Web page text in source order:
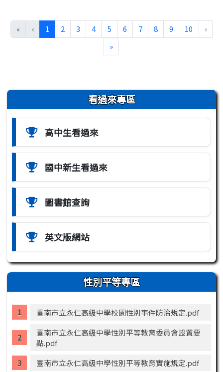
« ‹ 1 (目前頁次)
2 3 4 5 6 7 8 9 10 ›下一
»最後頁
左邊區域內容 看過來專區
高中生看過來
國中新生看過來
圖書館查詢
英文版網站
性別平等專區
臺南市立永仁高級中學校園性別事件防治規定.pdf
臺南市立永仁高級中學性別平等教育委員會設置要
點.pdf
臺南市立永仁高級中學性別平等教育實施規定.pdf